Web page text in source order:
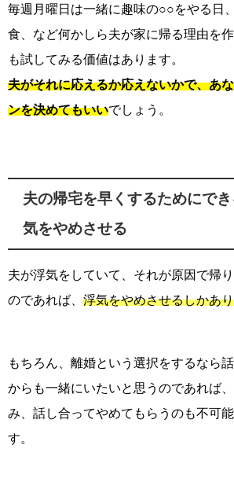
毎週月曜日は一緒に趣味の○○をやる日
食、など何かしら夫が家に帰る理由を
も試してみる価値はあります。
夫がそれに応えるか応えないかで、あ
ンを決めてもいいでしょう。
夫の帰宅を早くするためにで
気をやめさせる
夫が浮気をしていて、それが原因で帰
のであれば、 浮気をやめさせるしかあ
もちろん、離婚という選択をするなら
からも一緒にいたいと思うのであれば
み、話し合ってやめてもらうのも不可
す。